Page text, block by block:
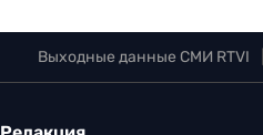
Выходные данные СМИ RTVI